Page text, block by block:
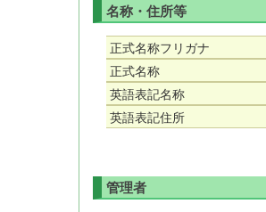
名称・住所等
正式名称フリガナ
正式名称
英語表記名称
英語表記住所
管理者